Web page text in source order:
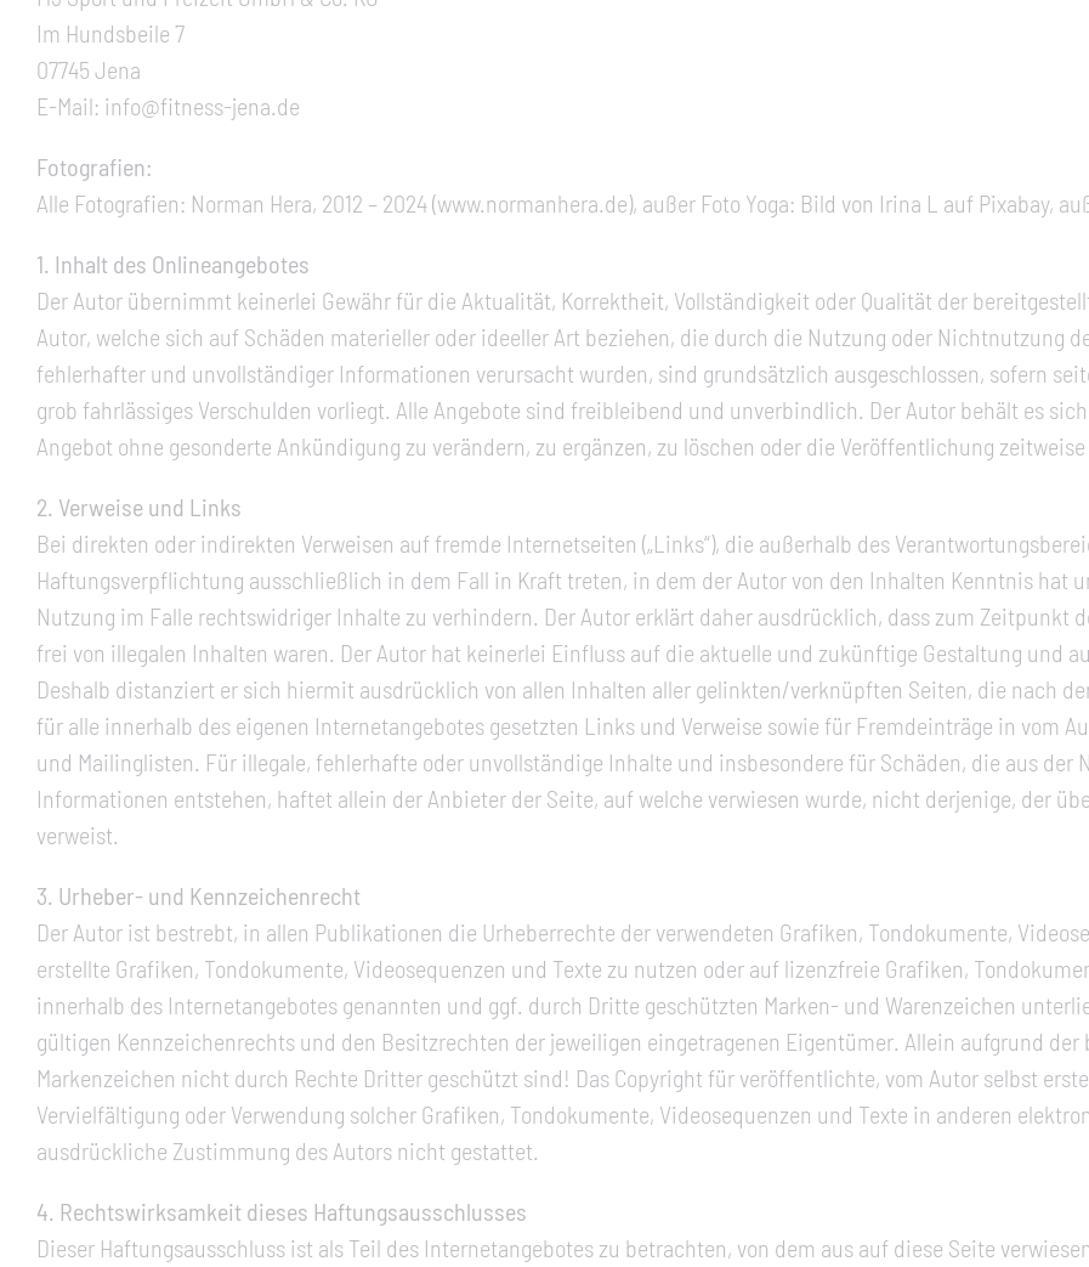
Im Hundsbeile 7
07745 Jena
E-Mail: info@fitness-jena.de
Fotografien:
Alle Fotografien: Norman Hera, 2012 – 2024 (www.normanhera.de), außer Foto Yoga: Bild von Irina L auf Pixabay,
1. Inhalt des Onlineangebotes
Der Autor übernimmt keinerlei Gewähr für die Aktualität, Korrektheit, Vollständigkeit oder Qualität der
Autor, welche sich auf Schäden materieller oder ideeller Art beziehen, die durch die Nutzung oder Nichtnutzung
fehlerhafter und unvollständiger Informationen verursacht wurden, sind grundsätzlich ausgeschlossen, sofern
grob fahrlässiges Verschulden vorliegt. Alle Angebote sind freibleibend und unverbindlich. Der Autor behält es
Angebot ohne gesonderte Ankündigung zu verändern, zu ergänzen, zu löschen oder die Veröffentlichung
2. Verweise und Links
Bei direkten oder indirekten Verweisen auf fremde Internetseiten („Links“), die außerhalb des
Haftungsverpflichtung ausschließlich in dem Fall in Kraft treten, in dem der Autor von den Inhalten Kenntnis hat
Nutzung im Falle rechtswidriger Inhalte zu verhindern. Der Autor erklärt daher ausdrücklich, dass zum Zeitpunkt
frei von illegalen Inhalten waren. Der Autor hat keinerlei Einfluss auf die aktuelle und zukünftige Gestaltung und
Deshalb distanziert er sich hiermit ausdrücklich von allen Inhalten aller gelinkten/verknüpften Seiten, die nach
für alle innerhalb des eigenen Internetangebotes gesetzten Links und Verweise sowie für Fremdeinträge in vom
und Mailinglisten. Für illegale, fehlerhafte oder unvollständige Inhalte und insbesondere für Schäden, die aus
Informationen entstehen, haftet allein der Anbieter der Seite, auf welche verwiesen wurde, nicht derjenige, der
verweist.
3. Urheber- und Kennzeichenrecht
Der Autor ist bestrebt, in allen Publikationen die Urheberrechte der verwendeten Grafiken, Tondokumente,
erstellte Grafiken, Tondokumente, Videosequenzen und Texte zu nutzen oder auf lizenzfreie Grafiken,
innerhalb des Internetangebotes genannten und ggf. durch Dritte geschützten Marken- und Warenzeichen
gültigen Kennzeichenrechts und den Besitzrechten der jeweiligen eingetragenen Eigentümer. Allein aufgrund
Markenzeichen nicht durch Rechte Dritter geschützt sind! Das Copyright für veröffentlichte, vom Autor selbst
Vervielfältigung oder Verwendung solcher Grafiken, Tondokumente, Videosequenzen und Texte in anderen
ausdrückliche Zustimmung des Autors nicht gestattet.
4. Rechtswirksamkeit dieses Haftungsausschlusses
Dieser Haftungsausschluss ist als Teil des Internetangebotes zu betrachten, von dem aus auf diese Seite